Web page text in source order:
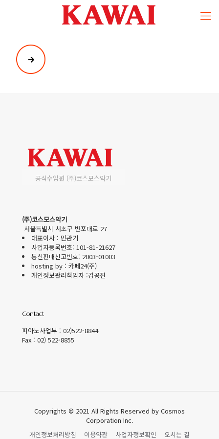
공식수입원 (주)코스모스악기
(주)코스모스악기
서울특별시 서초구 반포대로 27
대표이사 : 민관기
사업자등록번호: 101-81-21627
통신판매신고번호: 2003-01003
hosting by : 카페24(주)
개인정보관리책임자 :김공진
Contact
피아노사업부 : 02)522-8844
Fax : 02) 522-8855
Copyrights © 2021 All Rights Reserved by Cosmos
Corporation Inc.
개인정보처리방침
이용약관 사업자정보확인 오시는 길